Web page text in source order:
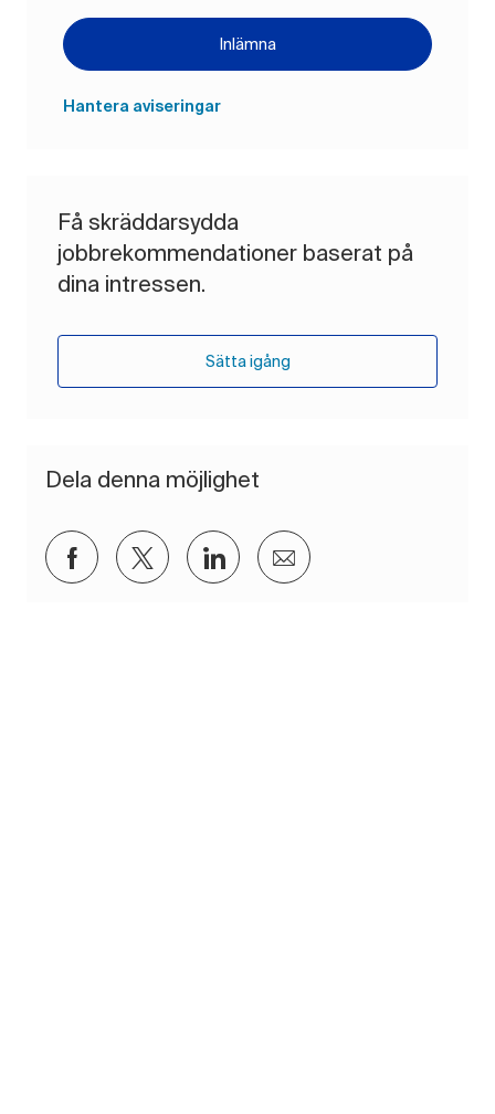
Inlämna
Hantera aviseringar
Få skräddarsydda
jobbrekommendationer baserat på
dina intressen.
Sätta igång
Dela denna möjlighet
Dela via Facebook
Dela via twitter
Dela via LinkedIn
Dela via e-post